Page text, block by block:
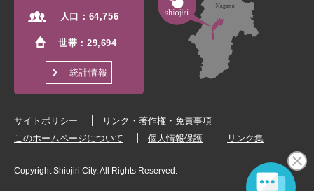
人口： 64,756
世帯：29,694
統計情報
サイトポリシー
リンク・著作権・免責事項
このホームページについて
個人情報保護 リンク集
Copyright Shiojiri City. All Rights Reserved.